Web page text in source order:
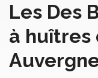
Les Des
à huîtres